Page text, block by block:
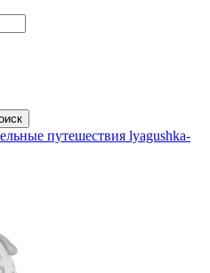
lyagushka-